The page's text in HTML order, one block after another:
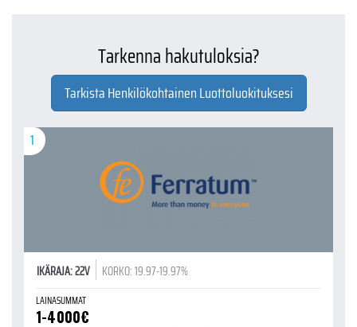
Tarkenna hakutuloksia?
Tarkista Henkilökohtainen Luottoluokituksesi
1
IKÄRAJA: 22V KORKO: 19.97-19.97%
LAINASUMMAT
1-4000€